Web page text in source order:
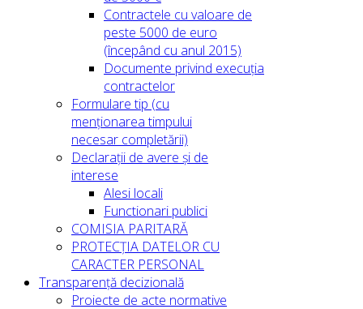
Contractele cu valoare de
peste 5000 de euro
(începând cu anul 2015)
Documente privind execuția
contractelor
Formulare tip (cu
menționarea timpului
necesar completării)
Declarații de avere și de
interese
Alesi locali
Functionari publici
COMISIA PARITARĂ
PROTECȚIA DATELOR CU
CARACTER PERSONAL
Transparență decizională
Proiecte de acte normative